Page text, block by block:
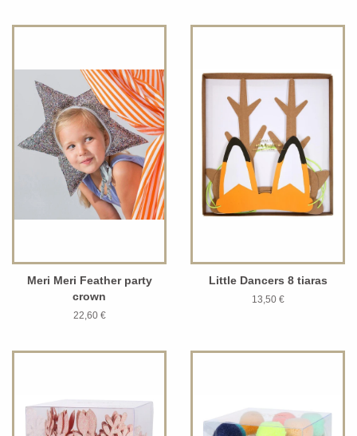
Meri Meri Feather party
crown
22,60 €
Little Dancers 8 tiaras
13,50 €